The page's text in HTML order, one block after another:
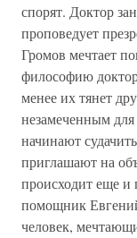
спорят. Доктор
проповедует
Громов мечтает
философию
менее их тянет
незамеченным
начинают
приглашают на
происходит еще и
помощник
человек,